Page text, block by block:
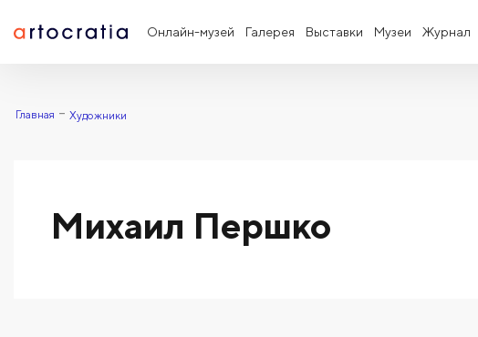
Онлайн-музей Галерея Выставки Музеи Журнал
Главная Художники
Михаил Першко